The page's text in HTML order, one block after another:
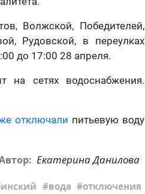
Волжской, Победителей,
Рудовской, в переулках
до 17:00 28 апреля.
на сетях водоснабжения.
отключали питьевую воду
Екатерина Данилова
вода отключения